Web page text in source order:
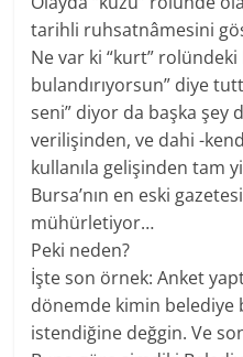
tarihli ruhsatnâmesini
Ne var ki “kurt” rolündeki
bulandırıyorsun” diye
seni” diyor da başka şey
verilişinden, ve dahi -
kullanıla gelişinden tam
Bursa’nın en eski
mühürletiyor…
Peki neden?
İşte son örnek: Anket
dönemde kimin belediye
istendiğine değgin. Ve